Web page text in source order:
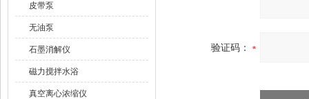
皮带泵
无油泵
石墨消解仪
磁力搅拌水浴
真空离心浓缩仪
验证码：